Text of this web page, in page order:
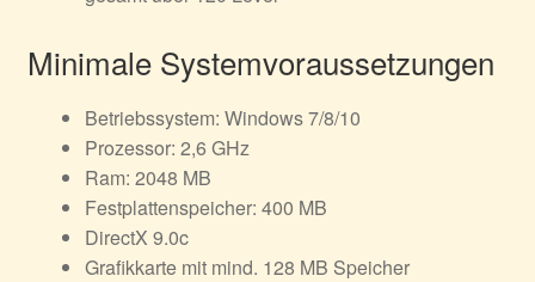
Minimale Systemvoraussetzungen
Betriebssystem: Windows 7/8/10
Prozessor: 2,6 GHz
Ram: 2048 MB
Festplattenspeicher: 400 MB
DirectX 9.0c
Grafikkarte mit mind. 128 MB Speicher